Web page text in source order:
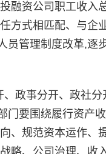
融资公司职工收入
方式相匹配、与企
管理制度改革,逐
政事分开、政社分
门要围绕履行资产
、规范资本运作、
略、公司治理、收